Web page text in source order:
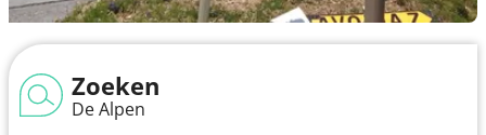
Zoeken
De Alpen